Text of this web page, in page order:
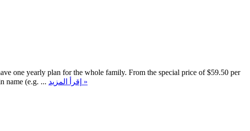
one yearly plan for the whole family. From the special price of $59.50 per
name (e.g. ...
إقرأ المزيد »